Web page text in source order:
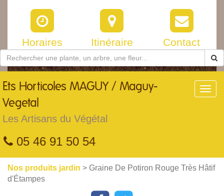
Horaires Itinéraire Contact
Ets Horticoles MAGUY / Maguy-
Vegetal
Les Artisans du Végétal
05 46 91 50 54
Nos produits jardin > Graine De Potiron Rouge Très Hâtif
d'Étampes